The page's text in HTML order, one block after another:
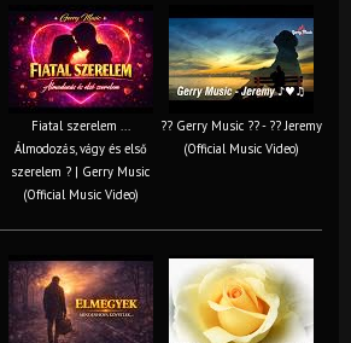
Fiatal szerelem ...
Álmodozás, vágy és első
szerelem ? | Gerry Music
(Official Music Video)
?? Gerry Music ?? - ?? Jeremy
(Official Music Video)